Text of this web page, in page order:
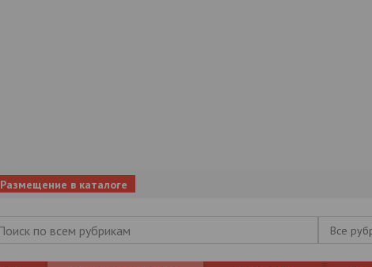
Размещение в каталоге
Все